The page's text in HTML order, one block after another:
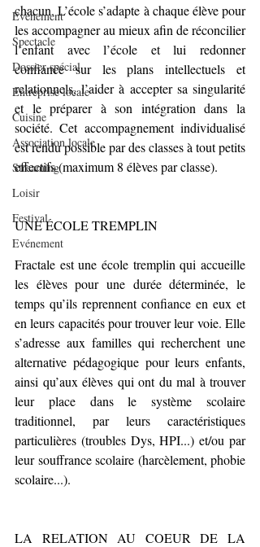
Evènement
Spectacle
Dossier spécial
Entreprise locale
Cuisine
Association locale
Streaming
Loisir
Festival
Evénement
chacun. L’école s’adapte à chaque élève pour
les accompagner au mieux afin de réconcilier
l’enfant avec l’école et lui redonner
confiance sur les plans intellectuels et
relationnels, l’aider à accepter sa singularité
et le préparer à son intégration dans la
société. Cet accompagnement individualisé
est rendu possible par des classes à tout petits
effectifs (maximum 8 élèves par classe).
UNE ÉCOLE TREMPLIN
Fractale est une école tremplin qui accueille
les élèves pour une durée déterminée, le
temps qu’ils reprennent confiance en eux et
en leurs capacités pour trouver leur voie. Elle
s’adresse aux familles qui recherchent une
alternative pédagogique pour leurs enfants,
ainsi qu’aux élèves qui ont du mal à trouver
leur place dans le système scolaire
traditionnel, par leurs caractéristiques
particulières (troubles Dys, HPI...) et/ou par
leur souffrance scolaire (harcèlement, phobie
scolaire...).
LA RELATION AU COEUR DE LA